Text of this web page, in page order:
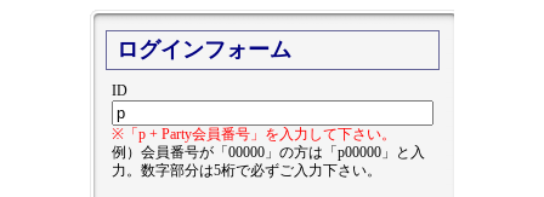
ログインフォーム
ID
※「p + Party会員番号」を入力して下さい。
例）会員番号が「00000」の方は「p00000」と入
力。数字部分は5桁で必ずご入力下さい。